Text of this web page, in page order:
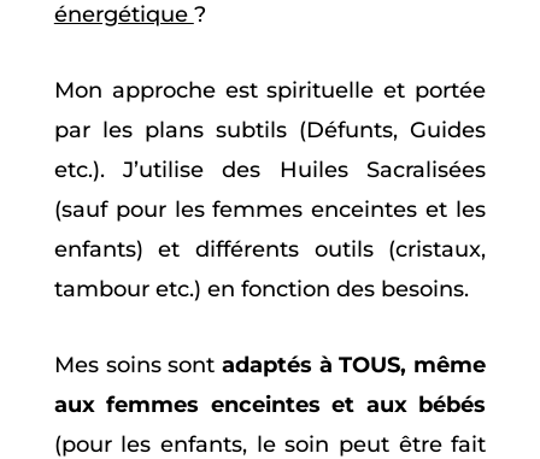
énergétique ?
Mon approche est spirituelle et portée
par les plans subtils (Défunts, Guides
etc.). J’utilise des Huiles Sacralisées
(sauf pour les femmes enceintes et les
enfants) et différents outils (cristaux,
tambour etc.) en fonction des besoins.
Mes soins sont adaptés à TOUS, même
aux femmes enceintes et aux bébés
(pour les enfants, le soin peut être fait